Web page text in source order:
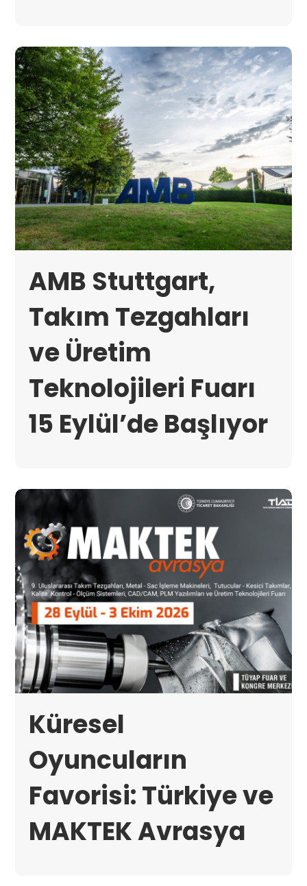
AMB Stuttgart,
Takım Tezgahları
ve Üretim
Teknolojileri Fuarı
15 Eylül’de Başlıyor
Küresel
Oyuncuların
Favorisi: Türkiye ve
MAKTEK Avrasya